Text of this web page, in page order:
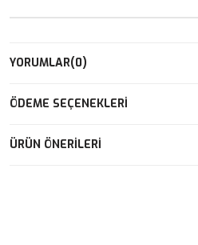
YORUMLAR(0)
ÖDEME SEÇENEKLERI
ÜRÜN ÖNERILERI